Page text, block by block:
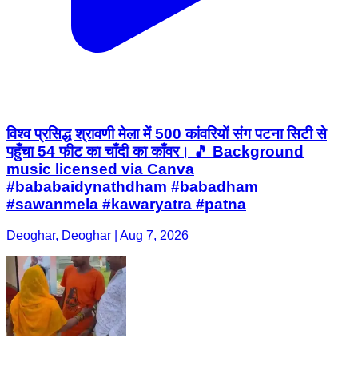
विश्व प्रसिद्ध श्रावणी मेला में 500 कांवरियों संग पटना सिटी से
पहुँचा 54 फीट का चाँदी का काँवर। 🎵 Background
music licensed via Canva
#bababaidynathdham #babadham
#sawanmela #kawaryatra #patna
Deoghar, Deoghar | Aug 7, 2026